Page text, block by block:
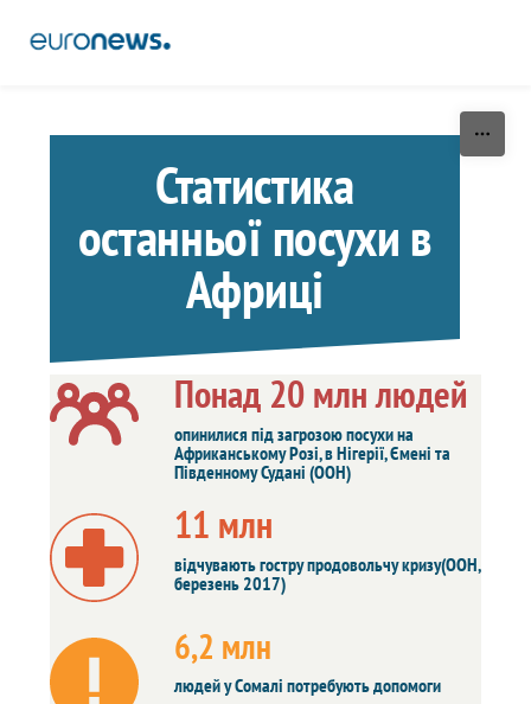
Статистика
останньої посухи в
Африці
Понад 20 млн людей
опинилися під загрозою посухи на
Африканському Розі, в Нігерії, Ємені та
Південному Судані (ООН)
11 млн
відчувають гостру продовольчу кризу(ООН,
березень 2017)
6,2 млн
людей у Сомалі потребують допомоги